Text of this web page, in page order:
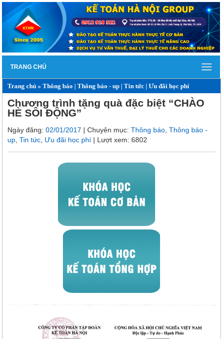
TRANG CHỦ
Trang chủ »Thông báo |Thông báo - up |Tin tức |Ưu đãi học phí
Chương trình tặng quà đặc biệt “CHÀO
HÈ SÔI ĐỘNG”
Ngày đăng:02/01/2017 | Chuyên mục:Thông báo ,Thông báo -
up ,Tin tức Ưu đãi học phí | Lượt xem: 6802